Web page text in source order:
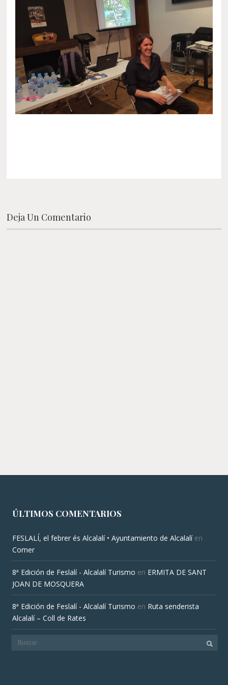
Deja Un Comentario
ÚLTIMOS COMENTARIOS
FESLALÍ, el febrer és Alcalalí • Ayuntamiento de Alcalalíen
Comer
8ª Edición de Feslalí - Alcalalí Turismo en ERMITA DE SANT
JOAN DE MOSQUERA
8ª Edición de Feslalí - Alcalalí Turismo en Ruta senderista
Alcalalí – Coll de Rates